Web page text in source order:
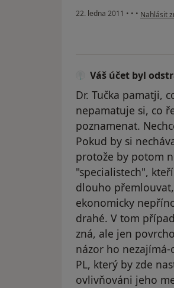
22. ledna 2011 • • • podle
Nahlásit
Váš účet byl
Dr. Tučka pamatji,
nepamatuje si, co
poznamenat.
Pokud by si
protože by potom
"specialistech",
dlouho
ekonomicky
drahé. V tom
zná, ale jen
názor ho
PL, který by zde
ovlivňováni jeho